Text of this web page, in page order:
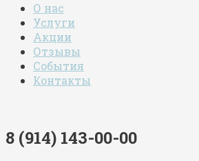
О нас
Услуги
Акции
Отзывы
События
Контакты
8 (914) 143-00-00